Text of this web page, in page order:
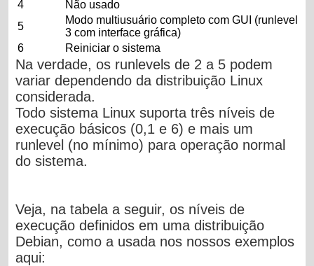
4
Não usado
5
Modo multiusuário completo com GUI (runlevel
3 com interface gráfica)
6
Reiniciar o sistema
Na verdade, os runlevels de 2 a 5 podem
variar dependendo da distribuição Linux
considerada.
Todo sistema Linux suporta três níveis de
execução básicos (0,1 e 6) e mais um
runlevel (no mínimo) para operação normal
do sistema.
Veja, na tabela a seguir, os níveis de
execução definidos em uma distribuição
Debian, como a usada nos nossos exemplos
aqui: